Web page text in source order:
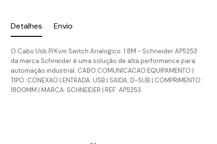
Detalhes Envio
O Cabo Usb P/Kvm Switch Analogico. 1.8M - Schneider AP5253
da marca Schneider é uma solução de alta performance para
automação industrial. CABO COMUNICACAO EQUIPAMENTO |
TIPO: CONEXAO | ENTRADA: USB | SAIDA: D-SUB | COMPRIMENTO:
1800MM | MARCA: SCHNEIDER | REF: AP5253.